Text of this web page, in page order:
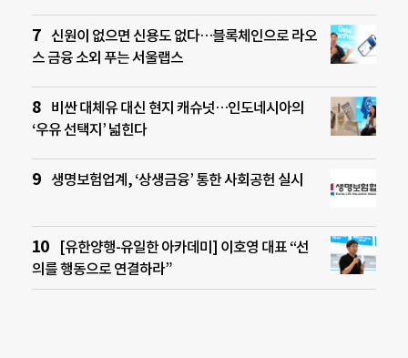
신원이 없으면 신용도 없다…블록체인으로 라오
스 금융 소외 푸는 서울랩스
비싼 대체유 대신 현지 캐슈넛…인도네시아의
‘우유 선택지’ 넓힌다
생명보험업계, ‘상생금융’ 통한 사회공헌 실시
[유한양행-유일한 아카데미] 이호영 대표 “선
의를 행동으로 연결하라”